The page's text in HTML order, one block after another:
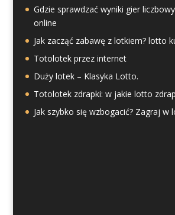
Gdzie sprawdzać wyniki gier
online
Jak zacząć zabawę z lotkiem? lotto
Totolotek przez internet
Duży lotek – Klasyka Lotto.
Totolotek zdrapki: w jakie lotto
Jak szybko się wzbogacić? Zagraj w